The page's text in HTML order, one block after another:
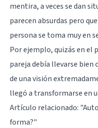
mentira, a veces se dan
parecen absurdas pero
persona se toma muy en
Por ejemplo, quizás en el
pareja debía llevarse bien
de una visión
llegó a transformarse en
Artículo relacionado: "
forma?"